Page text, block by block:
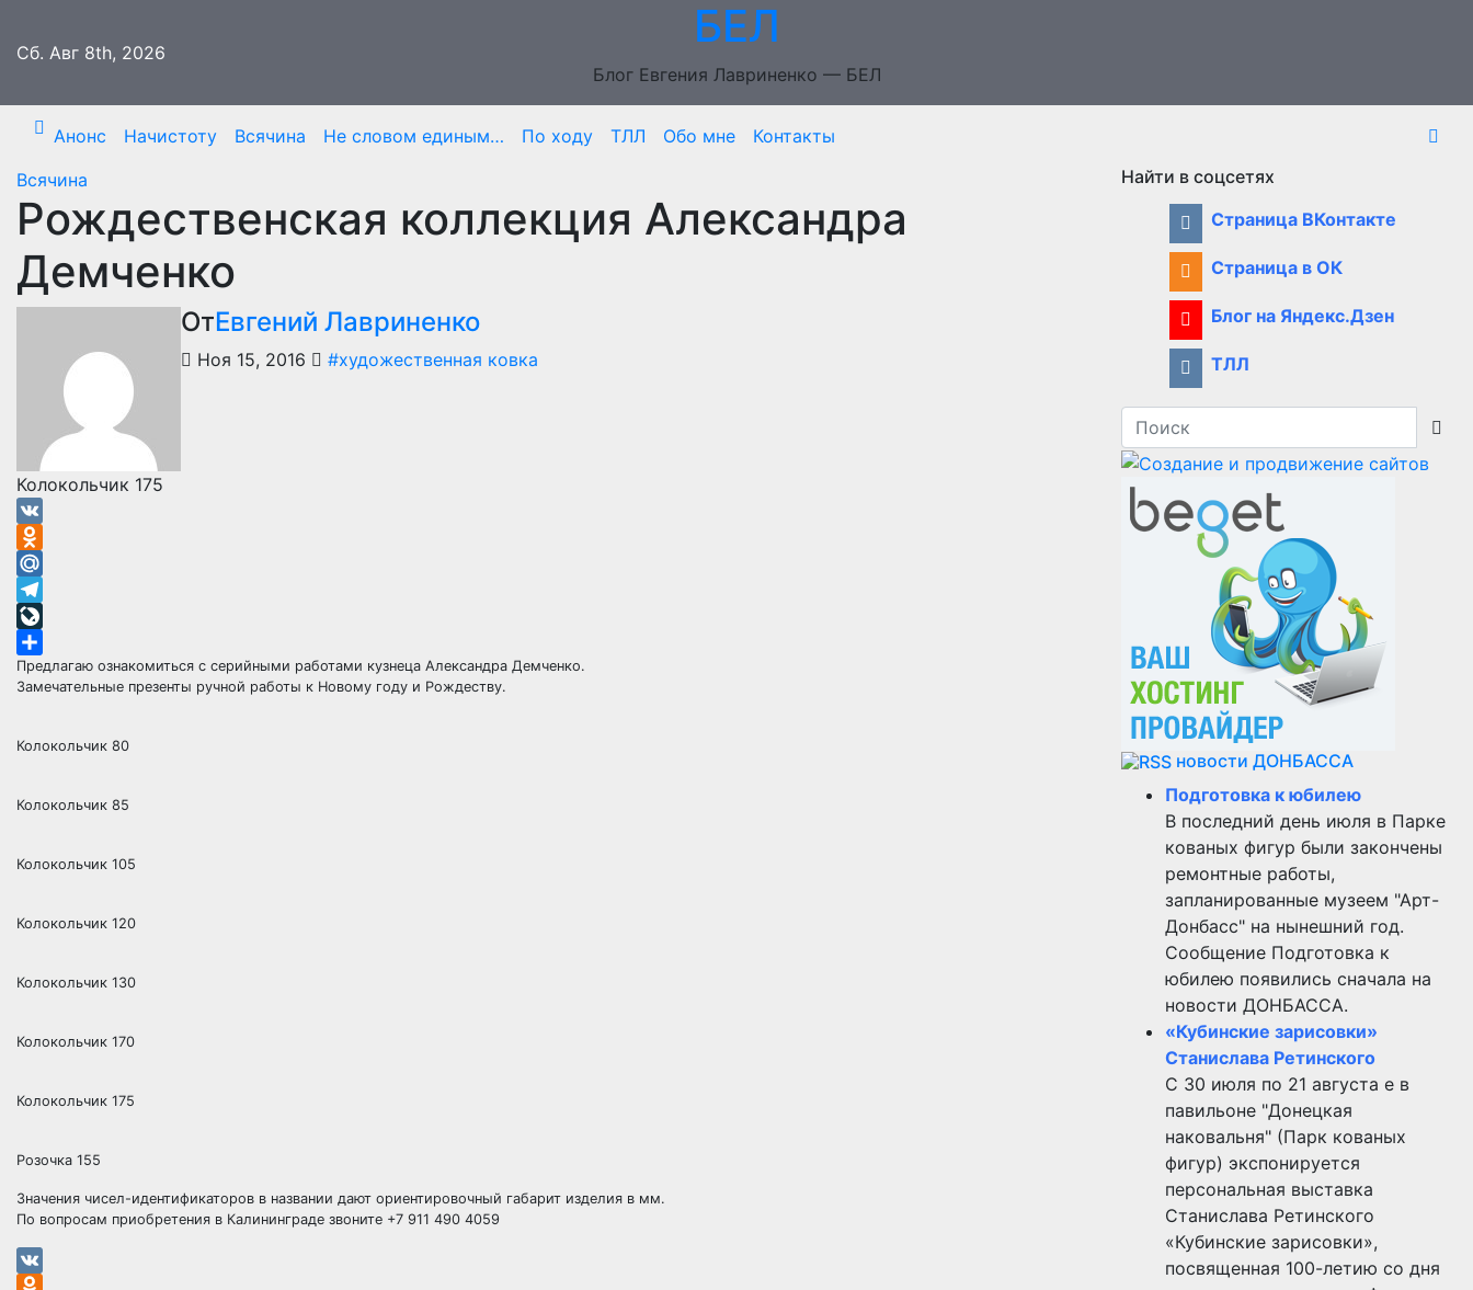
содержимому
Сб. Авг 8th, 2026 БЕЛ
Блог Евгения Лавриненко — БЕЛ
Анонс Начистоту Всячина Не словом единым… По ходу ТЛЛ Обо мне
Контакты
Всячина
Рождественская коллекция Александра
Демченко
ОтЕвгений Лавриненко
Ноя 15, 2016 #художественная ковка
Колокольчик 175
VK
Odnoklassniki
Mail.Ru
Telegram
LiveJournal
Отправить
Предлагаю ознакомиться с серийными работами кузнеца Александра Демченко.
Замечательные презенты ручной работы к Новому году и Рождеству.
Колокольчик 80
Колокольчик 85
Колокольчик 105
Колокольчик 120
Колокольчик 130
Колокольчик 170
Колокольчик 175
Розочка 155
Значения чисел-идентификаторов в названии дают ориентировочный габарит изделия в мм.
По вопросам приобретения в Калининграде звоните +7 911 490 4059
VK
Найти в соцсетях
Страница ВКонтакте
Страница в ОК
Блог на Яндекс.Дзен
ТЛЛ
новости ДОНБАССА
Подготовка к юбилею
В последний день июля в Парке
кованых фигур были закончены
ремонтные работы,
запланированные музеем "Арт-
Донбасс" на нынешний год.
Сообщение Подготовка к
юбилею появились сначала на
новости ДОНБАССА.
«Кубинские зарисовки»
Станислава Ретинского
С 30 июля по 21 августа е в
павильоне "Донецкая
наковальня" (Парк кованых
фигур) экспонируется
персональная выставка
Станислава Ретинского
«Кубинские зарисовки»,
посвященная 100-летию со дня